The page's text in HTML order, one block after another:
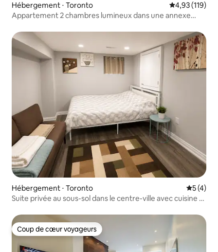
Hébergement ⋅ Toronto Évaluation
4,93 (119)
Appartement 2 chambres lumineux dans une annexe
Hébergement ⋅ Toronto
5 (4)
Suite privée au sous-sol dans le centre-ville avec cuisine et
Coup de cœur voyageurs
Coup de cœur voyageurs